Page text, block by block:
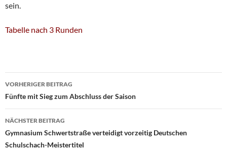
sein.
Tabelle nach 3 Runden
Beitragsnavigation
VORHERIGER BEITRAG
Fünfte mit Sieg zum Abschluss der Saison
NÄCHSTER BEITRAG
Gymnasium Schwertstraße verteidigt vorzeitig Deutschen
Schulschach-Meistertitel